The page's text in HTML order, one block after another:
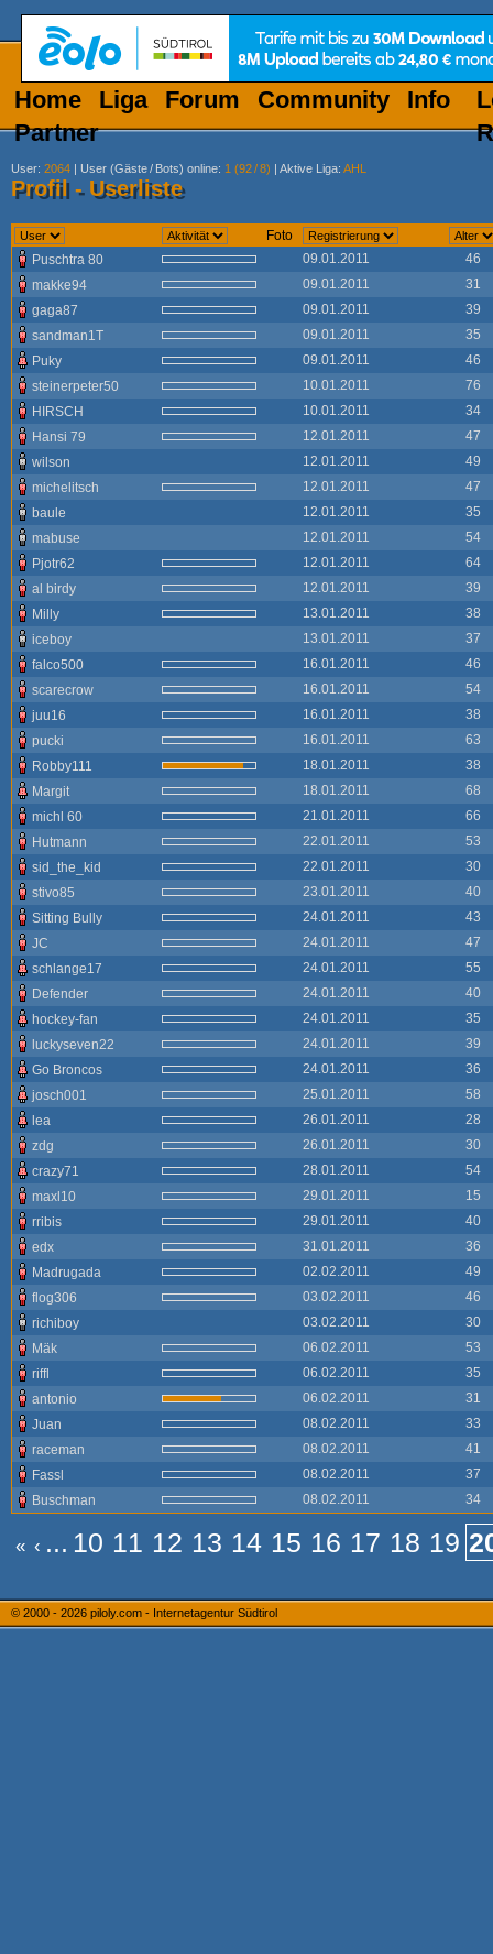
Home Liga Forum Community
Info
Partner
User: 2064 | User (Gäste/ Bots) online: 1 (92/8) | Aktive Liga: AHL
Profil - Userliste
Foto
Puschtra 80
09.01.2011
46
makke94
09.01.2011
31
gaga87
09.01.2011
39
sandman1T
09.01.2011
35
Puky
09.01.2011
46
steinerpeter50
10.01.2011
76
HIRSCH
10.01.2011
34
Hansi 79
12.01.2011
47
wilson
12.01.2011
49
michelitsch
12.01.2011
47
baule
12.01.2011
35
mabuse
12.01.2011
54
Pjotr62
12.01.2011
64
al birdy
12.01.2011
39
Milly
13.01.2011
38
iceboy
13.01.2011
37
falco500
16.01.2011
46
scarecrow
16.01.2011
54
juu16
16.01.2011
38
pucki
16.01.2011
63
Robby111
18.01.2011
38
Margit
18.01.2011
68
michl 60
21.01.2011
66
Hutmann
22.01.2011
53
sid_the_kid
22.01.2011
30
stivo85
23.01.2011
40
Sitting Bully
24.01.2011
43
JC
24.01.2011
47
schlange17
24.01.2011
55
Defender
24.01.2011
40
hockey-fan
24.01.2011
35
luckyseven22
24.01.2011
39
Go Broncos
24.01.2011
36
josch001
25.01.2011
58
lea
26.01.2011
28
zdg
26.01.2011
30
crazy71
28.01.2011
54
maxl10
29.01.2011
15
rribis
29.01.2011
40
edx
31.01.2011
36
Madrugada
02.02.2011
49
flog306
03.02.2011
46
richiboy
03.02.2011
30
Mäk
06.02.2011
53
riffl
06.02.2011
35
antonio
06.02.2011
31
Juan
08.02.2011
33
raceman
08.02.2011
41
Fassl
08.02.2011
37
Buschman
08.02.2011 34
« ‹ ... 10 11 12 13 14 15 16 17 18 19
© 2000 - 2026 piloly.com - Internetagentur Südtirol